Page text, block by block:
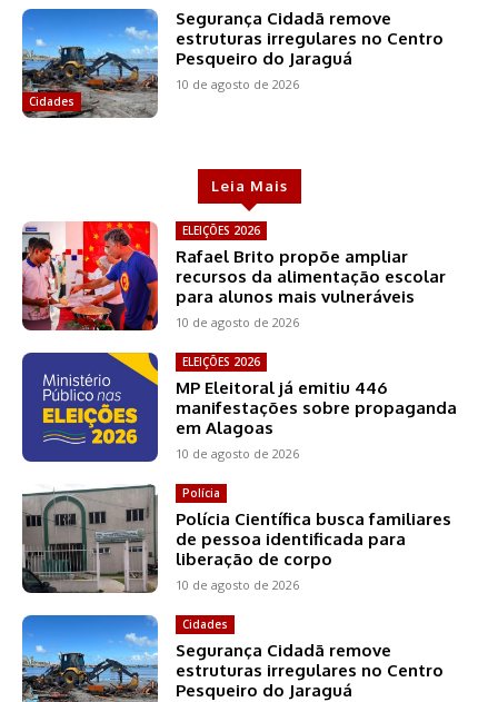
Cidades
Segurança Cidadã remove
estruturas irregulares no Centro
Pesqueiro do Jaraguá
10 de agosto de 2026
Leia Mais
ELEIÇÕES 2026
Rafael Brito propõe ampliar
recursos da alimentação escolar
para alunos mais vulneráveis
10 de agosto de 2026
ELEIÇÕES 2026
MP Eleitoral já emitiu 446
manifestações sobre propaganda
em Alagoas
10 de agosto de 2026
Polícia
Polícia Científica busca familiares
de pessoa identificada para
liberação de corpo
10 de agosto de 2026
Cidades
Segurança Cidadã remove
estruturas irregulares no Centro
Pesqueiro do Jaraguá